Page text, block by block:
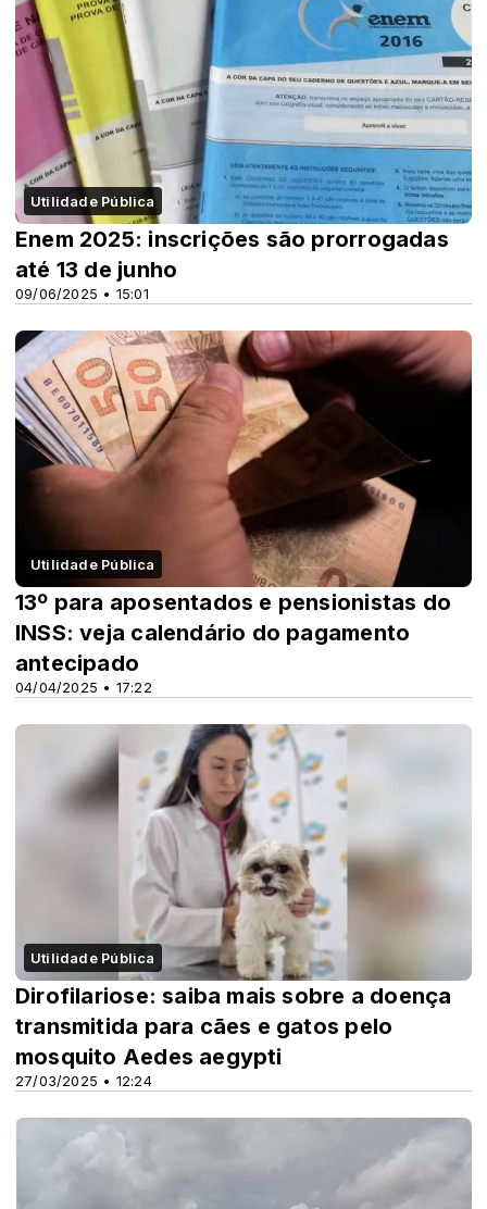
Utilidade Pública
09/06/2025 • 15:01
Enem 2025: inscrições são prorrogadas
até 13 de junho
Utilidade Pública
04/04/2025 • 17:22
13º para aposentados e pensionistas do
INSS: veja calendário do pagamento
antecipado
Utilidade Pública
27/03/2025 • 12:24
Dirofilariose: saiba mais sobre a doença
transmitida para cães e gatos pelo
mosquito Aedes aegypti